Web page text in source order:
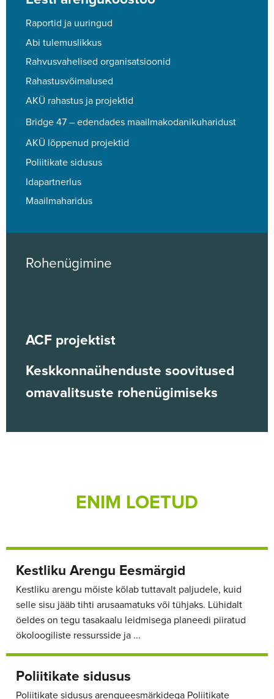
Raportid ja uuringud
Abi tulemuslikkus
Rahvusvahelised organisatsioonid
Rahastusvõimalused
AKÜ rahastus ja projektid
Bridge 47 – edendades maailmakodanikuharidust
AKÜ lõppenud projektid
Poliitikate sidusus
Idapartnerlus
Maailmaharidus
Rohenügimine
ACF projektist
Keskkonnaühenduste soovitused
omavalitsuste rohenügimiseks
ENIM LOETUD
Kestliku Arengu Eesmärgid
Kestliku arengu mõiste kõlab tuttavalt paljudele, kuid
selle sisu jääb tihti arusaamatuks või tühjaks. Lühidalt
öeldes on tegu tasakaalu leidmisega planeedi piiratud
ökoloogiliste ressursside ja ...
Poliitikate sidusus
Poliitikate sidusus arengueesmärkidega Poliitikate